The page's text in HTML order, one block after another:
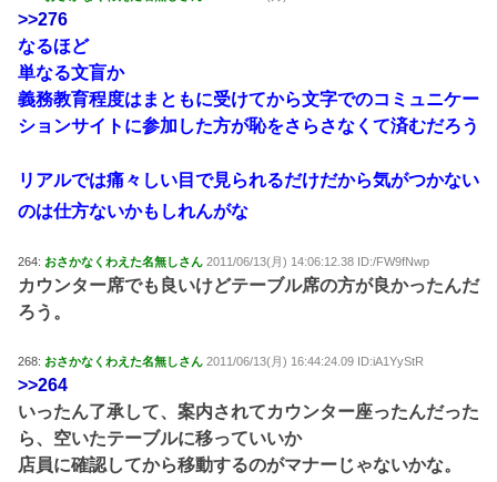
>>276
なるほど
単なる文盲か
義務教育程度はまともに受けてから文字でのコミュニケー
ションサイトに参加した方が恥をさらさなくて済むだろう
リアルでは痛々しい目で見られるだけだから気がつかない
のは仕方ないかもしれんがな
264: おさかなくわえた名無しさん 2011/06/13(月) 14:06:12.38 ID:/FW9fNwp
カウンター席でも良いけどテーブル席の方が良かったんだ
ろう。
268: おさかなくわえた名無しさん 2011/06/13(月) 16:44:24.09 ID:iA1YyStR
>>264
いったん了承して、案内されてカウンター座ったんだった
ら、空いたテーブルに移っていいか
店員に確認してから移動するのがマナーじゃないかな。